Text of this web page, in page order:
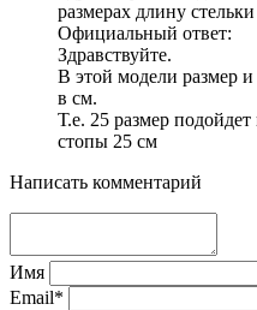
размерах длину
Официальный ответ:
Здравствуйте.
В этой модели размер и
в см.
Т.е. 25 размер
стопы 25 см
Написать комментарий
Имя
Email*